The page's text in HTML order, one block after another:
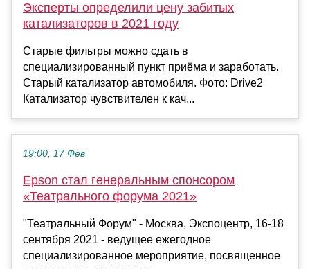
Эксперты определили цену забитых
катализаторов в 2021 году
Старые фильтры можно сдать в
специализированный пункт приёма и заработать.
Старый катализатор автомобиля. Фото: Drive2
Катализатор чувствителен к кач...
19:00, 17 Фев
Epson стал генеральным спонсором
«Театрального форума 2021»
"Театральный Форум" - Москва, Экспоцентр, 16-18
сентября 2021 - ведущее ежегодное
специализированное мероприятие, посвященное